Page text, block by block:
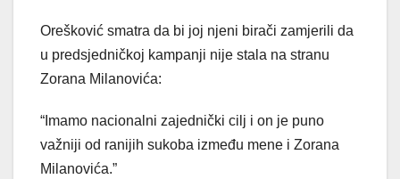
Orešković smatra da bi joj njeni birači zamjerili da
u predsjedničkoj kampanji nije stala na stranu
Zorana Milanovića:
“Imamo nacionalni zajednički cilj i on je puno
važniji od ranijih sukoba između mene i Zorana
Milanovića.”